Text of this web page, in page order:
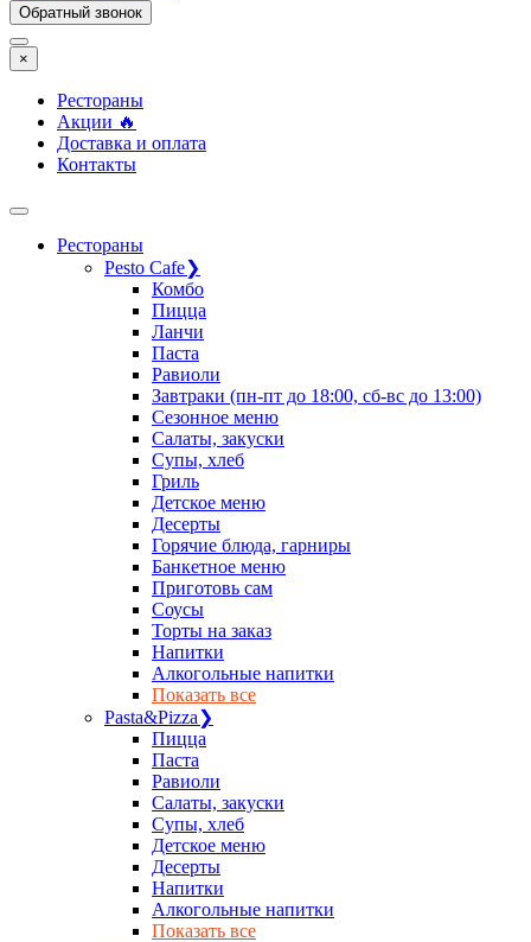
Обратный звонок
×
Рестораны
Акции 🔥
Доставка и оплата
Контакты
Рестораны
Pesto Cafe❯
Комбо
Пицца
Ланчи
Паста
Равиоли
Завтраки (пн-пт до 18:00, сб-вс до 13:00)
Сезонное меню
Салаты, закуски
Супы, хлеб
Гриль
Детское меню
Десерты
Горячие блюда, гарниры
Банкетное меню
Приготовь сам
Соусы
Торты на заказ
Напитки
Алкогольные напитки
Показать все
Pasta&Pizza❯
Пицца
Паста
Равиоли
Салаты, закуски
Супы, хлеб
Детское меню
Десерты
Напитки
Алкогольные напитки
Показать все